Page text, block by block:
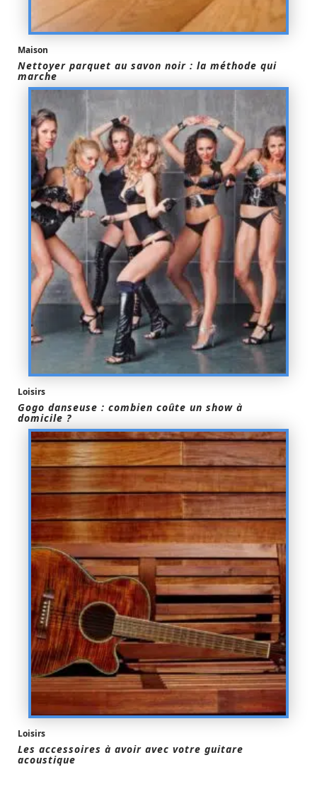
Maison
Nettoyer parquet au savon noir : la méthode qui
marche
Loisirs
Gogo danseuse : combien coûte un show à
domicile ?
Loisirs
Les accessoires à avoir avec votre guitare
acoustique